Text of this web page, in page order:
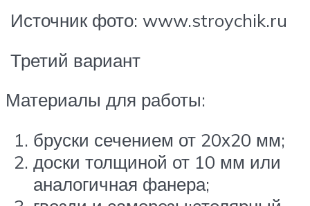
Источник фото: www.stroychik.ru
Третий вариант
Материалы для работы:
бруски сечением от 20х20 мм;
доски толщиной от 10 мм или
аналогичная фанера;